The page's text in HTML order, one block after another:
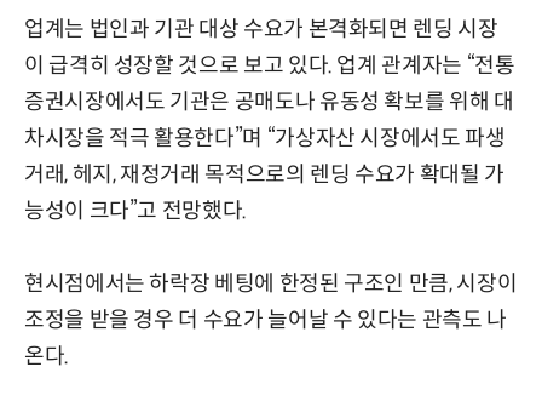
업계는 법인과 기관 대상 수요가 본격화되면 렌딩 시장
이 급격히 성장할 것으로 보고 있다. 업계 관계자는 “전통
증권시장에서도 기관은 공매도나 유동성 확보를 위해 대
차시장을 적극 활용한다”며 “가상자산 시장에서도 파생
거래, 헤지, 재정거래 목적으로의 렌딩 수요가 확대될 가
능성이 크다”고 전망했다.
현시점에서는 하락장 베팅에 한정된 구조인 만큼, 시장이
조정을 받을 경우 더 수요가 늘어날 수 있다는 관측도 나
온다.